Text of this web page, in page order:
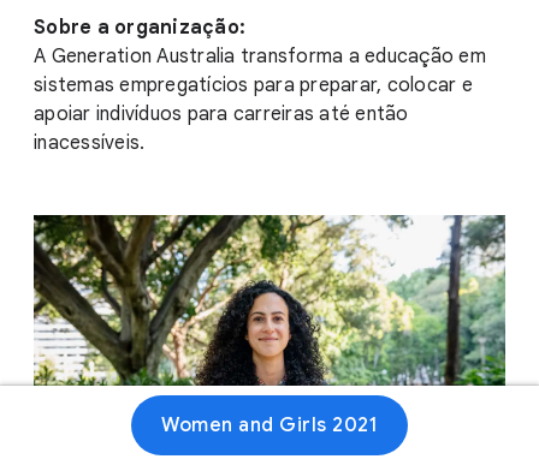
Sobre a organização:
A Generation Australia transforma a educação em
sistemas empregatícios para preparar, colocar e
apoiar indivíduos para carreiras até então
inacessíveis.
Women and Girls 2021